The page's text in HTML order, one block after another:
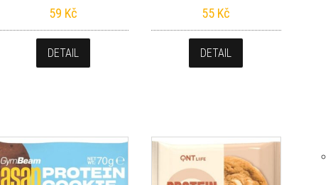
59 Kč
DETAIL
55 Kč
DETAIL